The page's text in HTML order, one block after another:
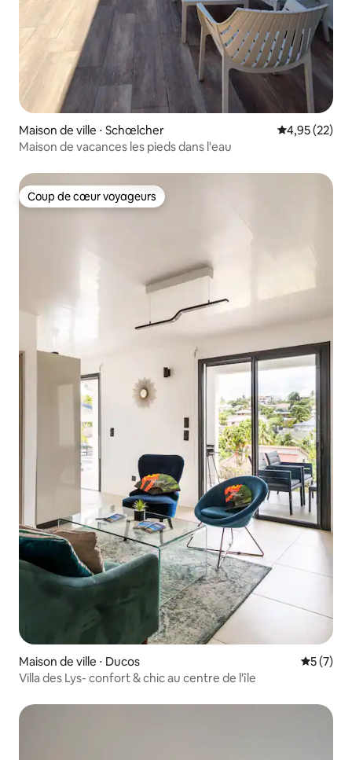
Maison de ville ⋅ Schœlcher Évaluation
4,95 (22)
Maison de vacances les pieds dans l'eau
Coup de cœur voyageurs
Coup de cœur voyageurs
Maison de ville ⋅ Ducos
5 (7)
Villa des Lys- confort & chic au centre de l'île